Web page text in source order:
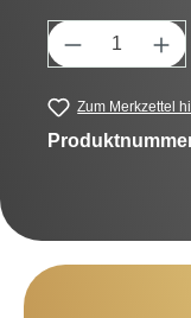
Produkt
Zum Merkzettel